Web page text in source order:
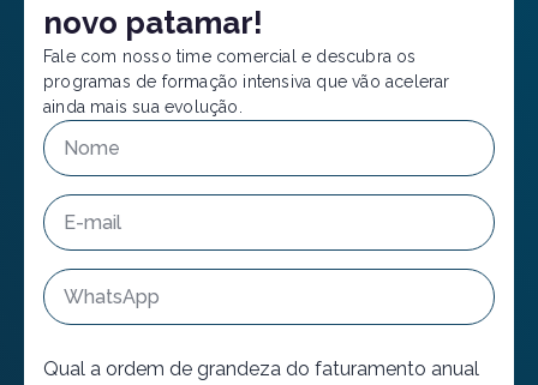
novo patamar!
Fale com nosso time comercial e descubra os
programas de formação intensiva que vão acelerar
ainda mais sua evolução.
Qual a ordem de grandeza do faturamento anual